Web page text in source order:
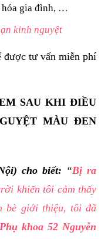
hóa gia đình, …
kinh nguyệt
được tư vấn miễn phí
SAU KHI ĐIỀU
MÀU ĐEN
cho biết: “Bị ra
khiến tôi cảm thấy
bè giới thiệu, tôi đã
khoa 52 Nguyễn